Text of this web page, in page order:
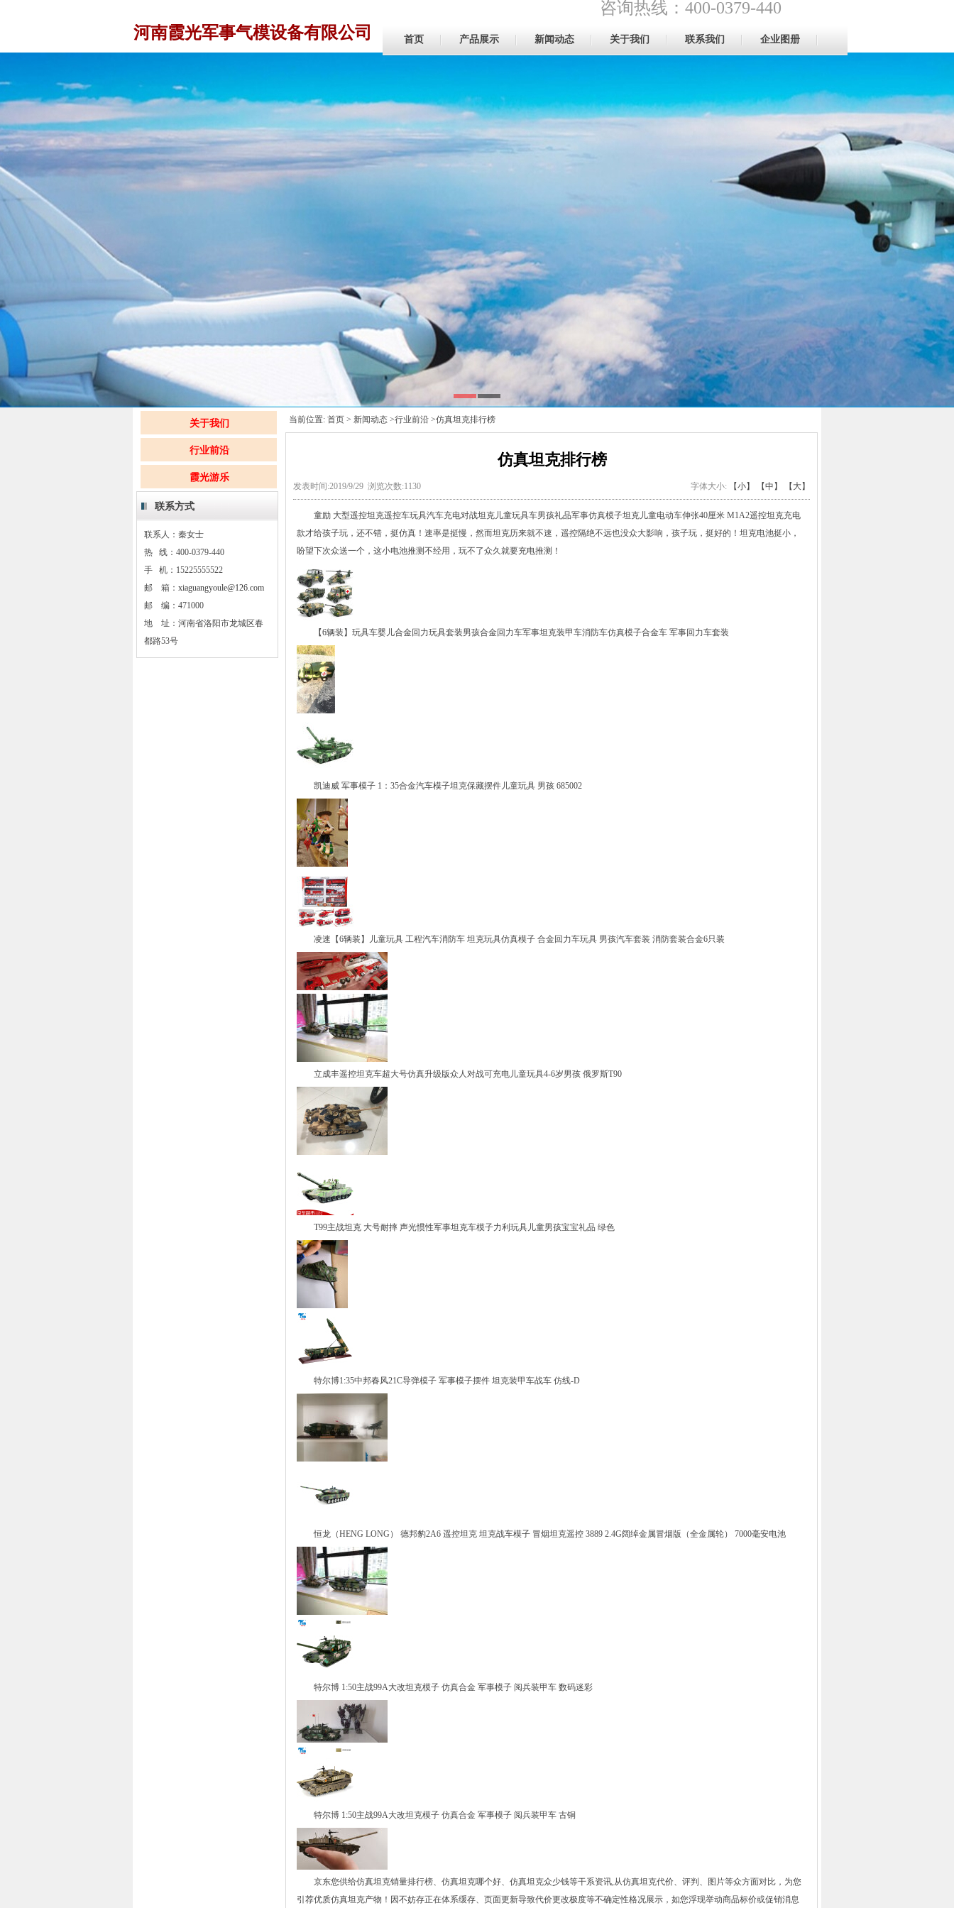
河南霞光军事气模设备有限公司 首页 产品展示 新闻动态 关于我们 联系我们 企业图册
咨询热线：400-0379-440
关于我们
行业前沿
霞光游乐
联系方式
联系人：秦女士
热 线：400-0379-440
手 机：15225555522
邮 箱： xiaguangyoule@126.com
邮 编：471000
地 址：河南省洛阳市龙城区春
都路53号
当前位置: 首页 > 新闻动态 >行业前沿 >仿真坦克排行榜
仿真坦克排行榜
发表时间:2019/9/29 浏览次数:1130 字体大小: 【小】 【中】 【大】
童励 大型遥控坦克遥控车玩具汽车充电对战坦克儿童玩具车男孩礼品军事仿真模子坦克儿童电动车伸张40厘米 M1A2遥控坦克充电
款才给孩子玩，还不错，挺仿真！速率是挺慢，然而坦克历来就不速，遥控隔绝不远也没众大影响，孩子玩，挺好的！坦克电池挺小，
盼望下次众送一个，这小电池推测不经用，玩不了众久就要充电推测！
【6辆装】玩具车婴儿合金回力玩具套装男孩合金回力车军事坦克装甲车消防车仿真模子合金车 军事回力车套装
凯迪威 军事模子 1：35合金汽车模子坦克保藏摆件儿童玩具 男孩 685002
凌速【6辆装】儿童玩具 工程汽车消防车 坦克玩具仿真模子 合金回力车玩具 男孩汽车套装 消防套装合金6只装
立成丰遥控坦克车超大号仿真升级版众人对战可充电儿童玩具4-6岁男孩 俄罗斯T90
T99主战坦克 大号耐摔 声光惯性军事坦克车模子力利玩具儿童男孩宝宝礼品 绿色
特尔博1:35中邦春风21C导弹模子 军事模子摆件 坦克装甲车战车 仿线-D
恒龙（HENG LONG） 德邦豹2A6 遥控坦克 坦克战车模子 冒烟坦克遥控 3889 2.4G阔绰金属冒烟版（全金属轮） 7000毫安电池
特尔博 1:50主战99A大改坦克模子 仿真合金 军事模子 阅兵装甲车 数码迷彩
特尔博 1:50主战99A大改坦克模子 仿真合金 军事模子 阅兵装甲车 古铜
京东您供给仿真坦克销量排行榜、仿真坦克哪个好、仿真坦克众少钱等干系资讯,从仿真坦克代价、评判、图片等众方面对比，为您
引荐优质仿真坦克产物！因不妨存正在体系缓存、页面更新导致代价更改极度等不确定性格况展示，如您浮现举动商品标价或促销消息